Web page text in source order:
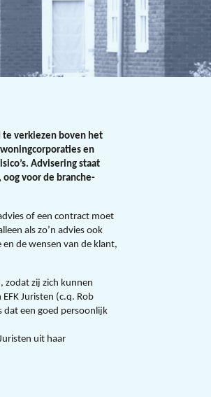
te verkiezen boven het
en
Advisering staat
voor de branche-
of een contract moet
als zo’n advies ook
de wensen van de klant,
zodat zij zich kunnen
Juristen (c.q. Rob
dat een goed persoonlijk
uit haar